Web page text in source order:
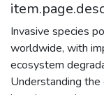
Invasive species
worldwide, with
ecosystem
Understanding the